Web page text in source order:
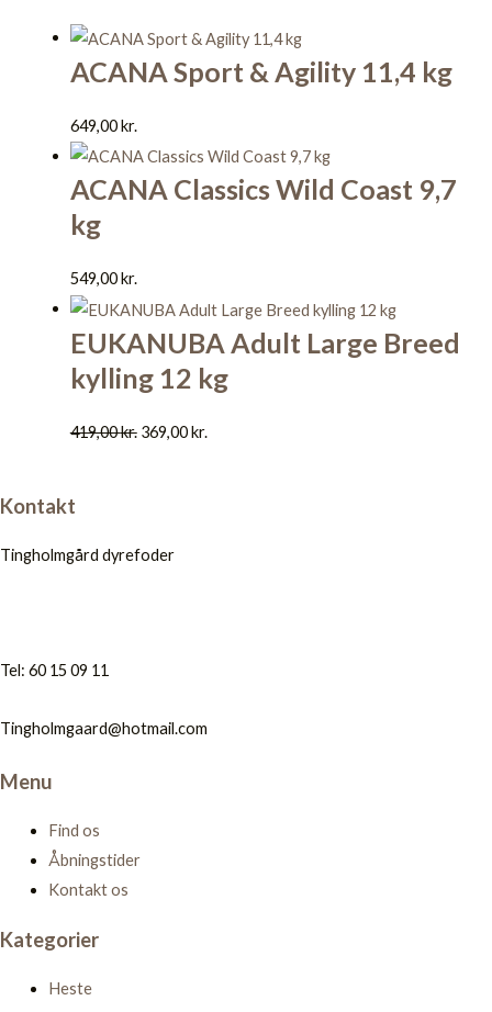
ACANA Sport & Agility 11,4 kg
649,00kr.
ACANA Classics Wild Coast 9,7
kg
549,00kr.
EUKANUBA Adult Large Breed
kylling 12 kg
419,00kr. 369,00kr.
Kontakt
Tingholmgård dyrefoder
Tel: 60 15 09 11
Tingholmgaard@hotmail.com
Menu
Find os
Åbningstider
Kontakt os
Kategorier
Heste